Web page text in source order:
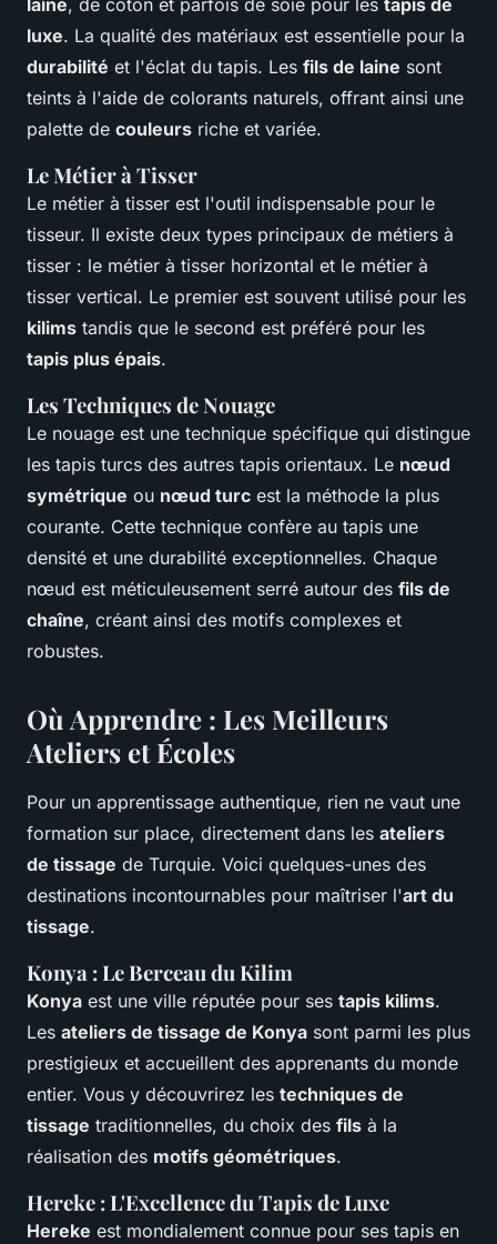
laine, de coton et parfois de soie pour les tapis de
luxe. La qualité des matériaux est essentielle pour la
durabilité et l'éclat du tapis. Les fils de laine sont
teints à l'aide de colorants naturels, offrant ainsi une
palette de couleurs riche et variée.
Le Métier à Tisser
Le métier à tisser est l'outil indispensable pour le
tisseur. Il existe deux types principaux de métiers à
tisser : le métier à tisser horizontal et le métier à
tisser vertical. Le premier est souvent utilisé pour les
kilims tandis que le second est préféré pour les
tapis plus épais.
Les Techniques de Nouage
Le nouage est une technique spécifique qui distingue
les tapis turcs des autres tapis orientaux. Le nœud
symétrique ou nœud turc est la méthode la plus
courante. Cette technique confère au tapis une
densité et une durabilité exceptionnelles. Chaque
nœud est méticuleusement serré autour des fils de
chaîne, créant ainsi des motifs complexes et
robustes.
Où Apprendre : Les Meilleurs
Ateliers et Écoles
Pour un apprentissage authentique, rien ne vaut une
formation sur place, directement dans les ateliers
de tissage de Turquie. Voici quelques-unes des
destinations incontournables pour maîtriser l'art du
tissage.
Konya : Le Berceau du Kilim
Konya est une ville réputée pour ses tapis kilims.
Les ateliers de tissage de Konya sont parmi les plus
prestigieux et accueillent des apprenants du monde
entier. Vous y découvrirez les techniques de
tissage traditionnelles, du choix des fils à la
réalisation des motifs géométriques.
Hereke : L'Excellence du Tapis de Luxe
Hereke est mondialement connue pour ses tapis en